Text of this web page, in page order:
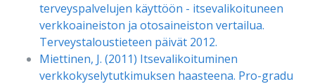
terveyspalvelujen käyttöön - itsevalikoituneen
verkkoaineiston ja otosaineiston vertailua.
Terveystaloustieteen päivät 2012.
Miettinen, J. (2011) Itsevalikoituminen
verkkokyselytutkimuksen haasteena. Pro-gradu